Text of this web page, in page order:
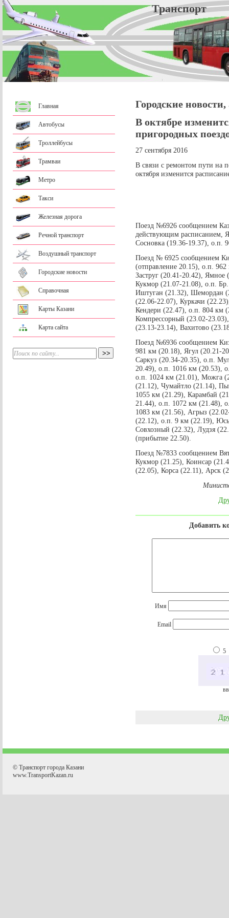
Главная
Автобусы
Троллейбусы
Трамваи
Метро
Такси
Железная дорога
Речной транспорт
Воздушный транспорт
Городские новости
Справочная
Карты Казани
Карта сайта
Городские
В октябре
пригородных
27 сентября 2016
В связи с ремонтом пути на
октября изменится
Поезд №6926 сообщением
действующим расписанием,
Сосновка (19.36-19.37), о.п.
Поезд № 6925 сообщением
(отправление 20.15), о.п.
Заструг (20.41-20.42),
Кукмор (21.07-21.08), о.п.
Иштуган (21.32), Шемордан
(22.06-22.07), Куркачи
Кендери (22.47), о.п. 804 км
Компрессорный (23.02-
(23.13-23.14), Вахитово
Поезд №6936 сообщением
981 км (20.18), Ягул (20.21-
Саркуз (20.34-20.35), о.п.
20.49), о.п. 1016 км (20.53),
о.п. 1024 км (21.01), Можга
(21.12), Чумайтло (21.14),
1055 км (21.29), Карамбай
21.44), о.п. 1072 км (21.48),
1083 км (21.56), Агрыз
(22.12), о.п. 9 км (22.19),
Совхозный (22.32), Лудзя
(прибытие 22.50).
Поезд №7833 сообщением
Кукмор (21.25), Коинсар
(22.05), Корса (22.11), Арск
Добавить
Имя
Email
5
© Транспорт города Казани
www.TransportKazan.ru